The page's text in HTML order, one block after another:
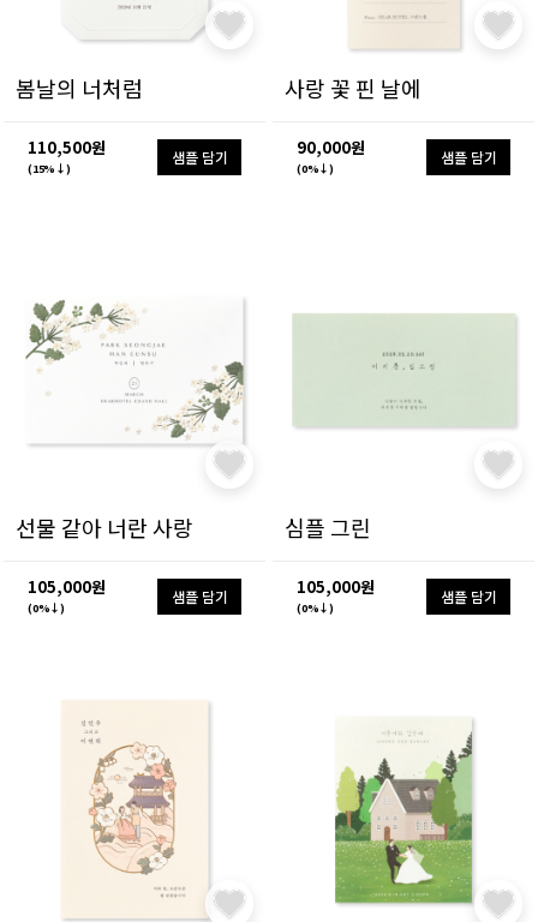
봄날의 너처럼
110,500원
(15%↓)
샘플 담기
사랑 꽃 핀 날에
90,000원
(0%↓)
샘플 담기
선물 같아 너란 사랑
105,000원
(0%↓)
샘플 담기
심플 그린
105,000원
(0%↓)
샘플 담기